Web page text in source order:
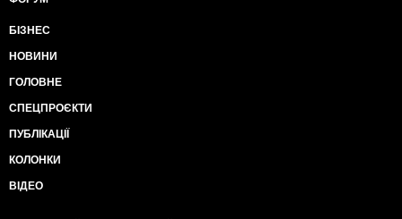
БІЗНЕС
НОВИНИ
ГОЛОВНЕ
СПЕЦПРОЄКТИ
ПУБЛІКАЦІЇ
КОЛОНКИ
ВІДЕО